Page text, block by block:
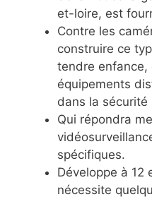
et-loire, est
Contre les
construire ce
tendre enfance,
équipements
dans la sécurité
Qui répondra
spécifiques.
Développe à 12
nécessite